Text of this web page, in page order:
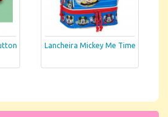
Lancheira Mickey Me Time